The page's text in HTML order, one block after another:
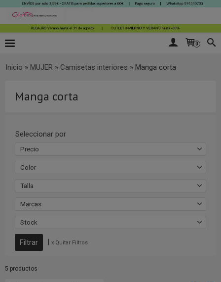
0
Inicio » MUJER » Camisetas interiores » Manga corta
Manga corta
Seleccionar por
Precio
Color
Talla
Marcas
Stock
| x Quitar Filtros
5 productos